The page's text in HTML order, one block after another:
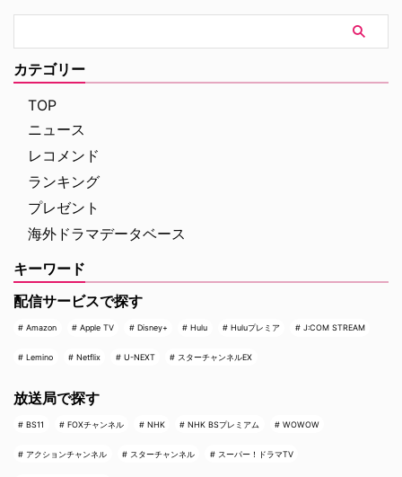
共に、危ない橋を渡る覚悟を決め
るのだった―。
カテゴリー
TOP
ニュース
レコメンド
ランキング
プレゼント
海外ドラマデータベース
キーワード
配信サービスで探す
Amazon Apple TV Disney+ Hulu Huluプレミア J:COM STREAM
Lemino Netflix U-NEXT スターチャンネルEX
放送局で探す
BS11 FOXチャンネル NHK NHK BSプレミアム WOWOW
アクションチャンネル スターチャンネル スーパー！ドラマTV